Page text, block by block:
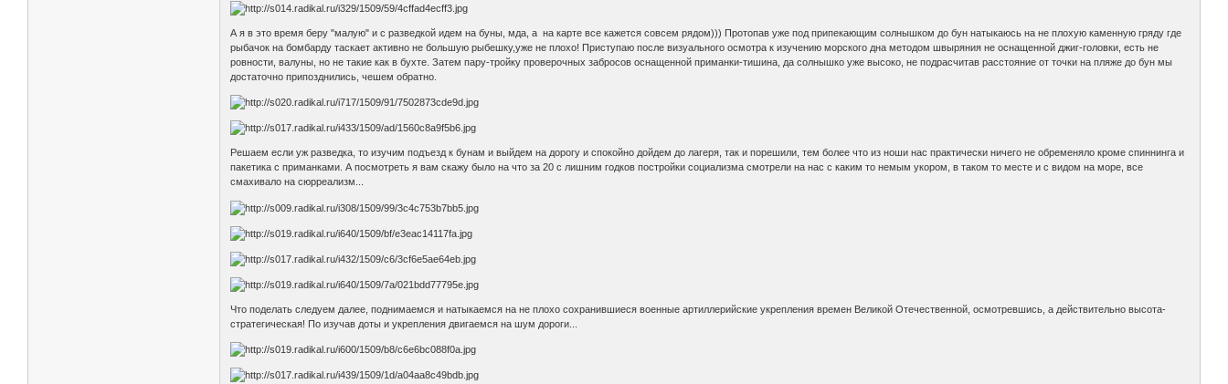
А я в это время беру "малую" и с разведкой идем на буны, мда, а на карте все кажется совсем рядом))) Протопав уже под припекающим солнышком до бун натыкаюсь на не плохую каменную гряду где
рыбачок на бомбарду таскает активно не большую рыбешку,уже не плохо! Приступаю после визуального осмотра к изучению морского дна методом швыряния не оснащенной джиг-головки, есть не
ровности, валуны, но не такие как в бухте. Затем пару-тройку проверочных забросов оснащенной приманки-тишина, да солнышко уже высоко, не подрасчитав расстояние от точки на пляже до бун мы
достаточно припозднились, чешем обратно.
Решаем если уж разведка, то изучим подъезд к бунам и выйдем на дорогу и спокойно дойдем до лагеря, так и порешили, тем более что из ноши нас практически ничего не обременяло кроме спиннинга и
пакетика с приманками. А посмотреть я вам скажу было на что за 20 с лишним годков постройки социализма смотрели на нас с каким то немым укором, в таком то месте и с видом на море, все
смахивало на сюрреализм...
Что поделать следуем далее, поднимаемся и натыкаемся на не плохо сохранившиеся военные артиллерийские укрепления времен Великой Отечественной, осмотревшись, а действительно высота-
стратегическая! По изучав доты и укрепления двигаемся на шум дороги...